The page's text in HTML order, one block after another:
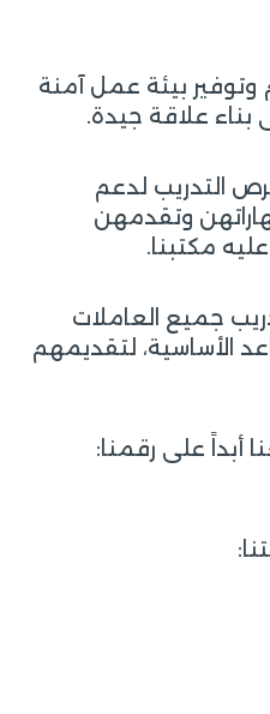
بيئة عمل آمنة
علاقة جيدة.
التدريب لدعم
وتقدمهن
مكتبنا.
جميع العاملات
الأساسية، لتقديمهم
أبداً على رقمنا: